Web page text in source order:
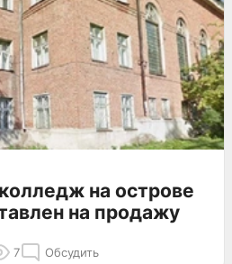
на острове
на продажу
7 Обсудить